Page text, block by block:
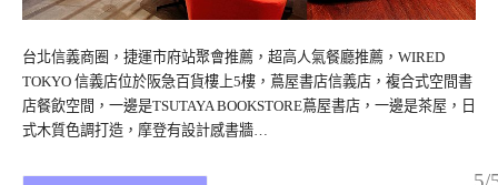
台北信義商圈，捷運市府站聚會推薦，超高人氣餐廳推薦，WIRED
TOKYO 信義店位於阪急百貨樓上5樓，蔦屋書店信義店，複合式空間書
店餐飲空間，一邊是TSUTAYA BOOKSTORE蔦屋書店，一邊是茶屋，日
式木質色調打造，摩登有設計感書牆…